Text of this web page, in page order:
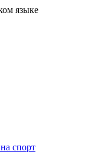
языке
спорт